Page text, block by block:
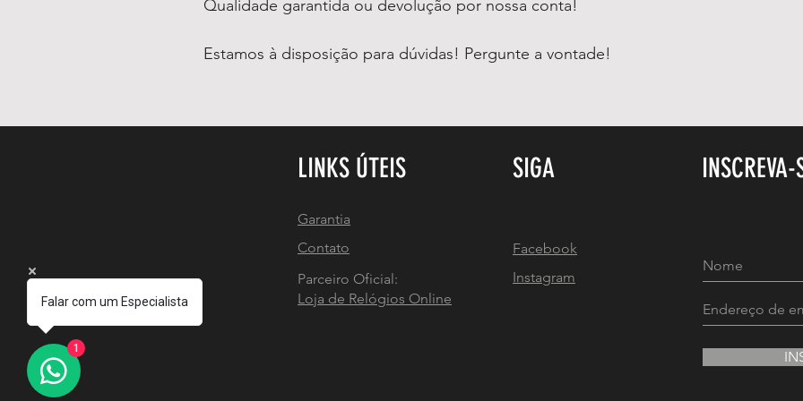
Qualidade garantida ou devolução por nossa conta!
Estamos à disposição para dúvidas! Pergunte a vontade!
LINKS ÚTEIS SIGA INSCREVA-
Garantia
Contato
Parceiro Oficial:
Loja de Relógios Online
Facebook
Instagram
Falar com um Especialista
1